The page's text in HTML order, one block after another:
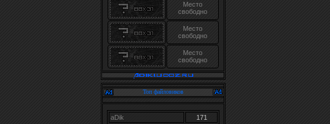
Место
свободно
Место
свободно
Место
свободно
Топ файловиков
aDik 171